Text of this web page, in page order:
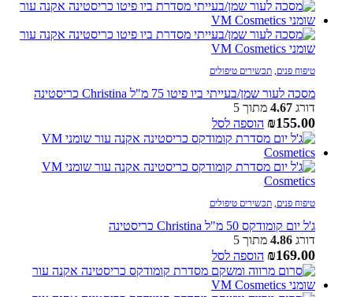
טיפוח פנים, תכשירים טיפולים
מסכה לעור שמן/בעייתי ביו פיטו 75 מ"ל Christina כריסטינה
דורג 4.67 מתוך 5
₪155.00 הוספה לסל
טיפוח פנים, תכשירים טיפולים
ג'ל יום קומודקס 50 מ"ל Christina כריסטינה
דורג 4.86 מתוך 5
₪169.00 הוספה לסל